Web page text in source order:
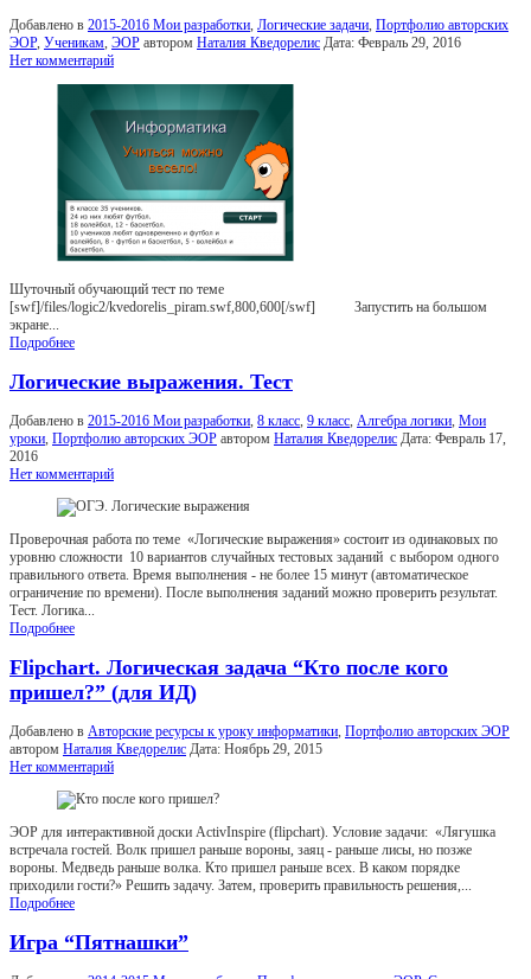
Добавлено в 2015-2016 Мои разработки, Логические задачи, Портфолио авторских
ЭОР, Ученикам, ЭОР автором Наталия Кведорелис Дата: Февраль 29, 2016
Нет комментарий
Шуточный обучающий тест по теме
[swf]/files/logic2/kvedorelis_piram.swf,800,600[/swf] Запустить на большом
экране...
Подробнее
Логические выражения. Тест
Добавлено в 2015-2016 Мои разработки 8 класс 9 класс Алгебра логики Мои
уроки Портфолио авторских ЭОР автором Наталия Кведорелис Дата: Февраль 17,
2016
Нет комментарий
Проверочная работа по теме «Логические выражения» состоит из одинаковых по
уровню сложности 10 вариантов случайных тестовых заданий с выбором одного
правильного ответа. Время выполнения - не более 15 минут (автоматическое
ограничение по времени). После выполнения заданий можно проверить результат.
Тест. Логика...
Подробнее
Flipchart. Логическая задача “Кто после кого
пришел?” (для ИД)
Добавлено в Авторские ресурсы к уроку информатики Портфолио авторских ЭОР
автором Наталия Кведорелис Дата: Ноябрь 29, 2015
Нет комментарий
ЭОР для интерактивной доски ActivInspire (flipchart). Условие задачи: «Лягушка
встречала гостей. Волк пришел раньше вороны, заяц - раньше лисы, но позже
вороны. Медведь раньше волка. Кто пришел раньше всех. В каком порядке
приходили гости?» Решить задачу. Затем, проверить правильность решения,...
Подробнее
Игра “Пятнашки”